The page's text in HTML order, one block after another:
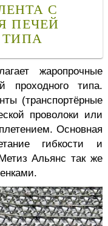
С
ПЕЧЕЙ
жаропрочные
проходного типа.
(транспортёрные
проволоки или
Основная
гибкости и
Альянс так же